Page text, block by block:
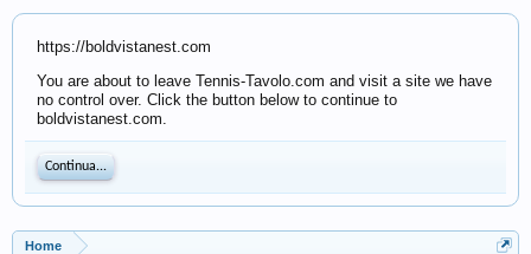
https://boldvistanest.com
You are about to leave Tennis-Tavolo.com and visit a site we have
no control over. Click the button below to continue to
boldvistanest.com.
Continua...
Home